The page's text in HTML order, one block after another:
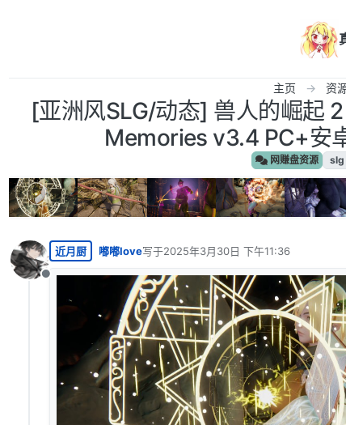
主页 资
[亚洲风SLG/动态] 兽人的崛起
Memories v3.4 PC+安
网赚盘资源 slg
离线
近月厨 嘟嘟love写于2025年3月30日 下午11:36
最后由 编辑